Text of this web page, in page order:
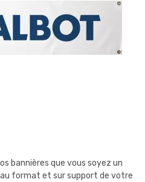
bannières que vous soyez un
format et sur support de votre